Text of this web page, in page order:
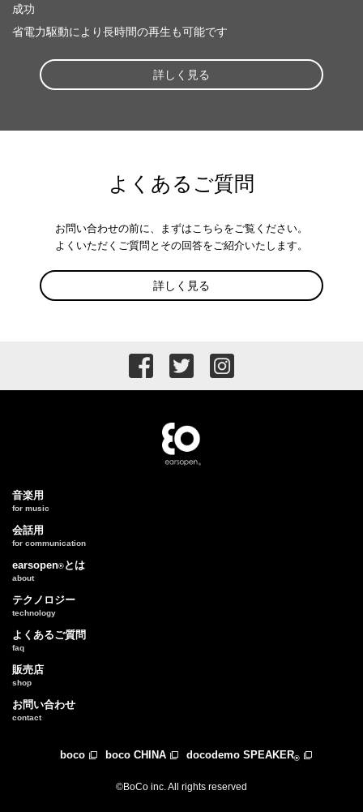
成功
省電力駆動により長時間の再生も可能です
詳しく見る
よくあるご質問
お問い合わせの前に、まずはこちらをご覧ください。
よくいただくご質問とその回答をご紹介いたします。
詳しく見る
音楽用
for music︎
会話用
for communication
earsopen® とは
about
テクノロジー
technology
よくあるご質問
faq
販売店
shop
お問い合わせ
contact
boco boco CHINA docodemo SPEAKER®
©BoCo inc. All rights reserved